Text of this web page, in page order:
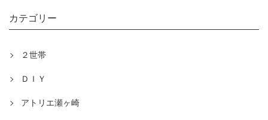
カテゴリー
２世帯
ＤＩＹ
アトリエ瀬ヶ崎